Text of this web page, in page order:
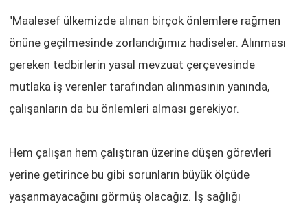
"Maalesef ülkemizde alınan birçok önlemlere rağmen
önüne geçilmesinde zorlandığımız hadiseler. Alınması
gereken tedbirlerin yasal mevzuat çerçevesinde
mutlaka iş verenler tarafından alınmasının yanında,
çalışanların da bu önlemleri alması gerekiyor.
Hem çalışan hem çalıştıran üzerine düşen görevleri
yerine getirince bu gibi sorunların büyük ölçüde
yaşanmayacağını görmüş olacağız. İş sağlığı